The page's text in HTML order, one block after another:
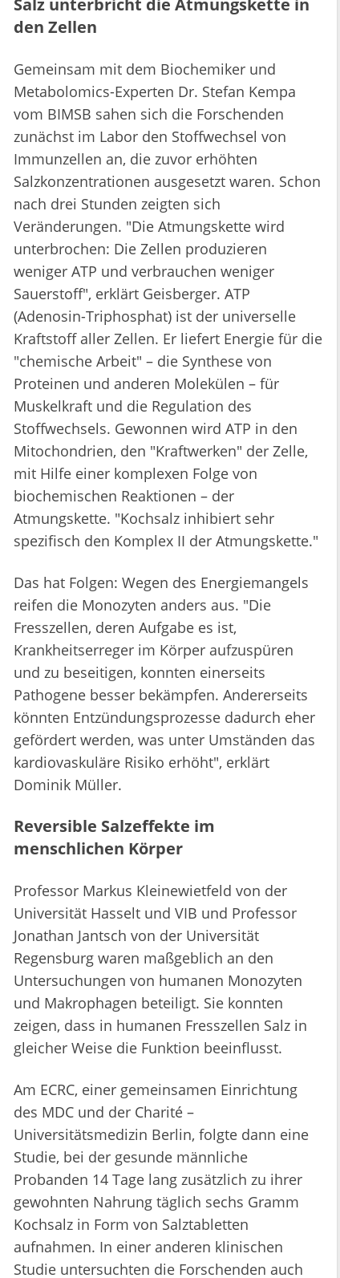
Salz unterbricht die Atmungskette in
den Zellen
Gemeinsam mit dem Biochemiker und
Metabolomics-Experten Dr. Stefan Kempa
vom BIMSB sahen sich die Forschenden
zunächst im Labor den Stoffwechsel von
Immunzellen an, die zuvor erhöhten
Salzkonzentrationen ausgesetzt waren. Schon
nach drei Stunden zeigten sich
Veränderungen. "Die Atmungskette wird
unterbrochen: Die Zellen produzieren
weniger ATP und verbrauchen weniger
Sauerstoff", erklärt Geisberger. ATP
(Adenosin-Triphosphat) ist der universelle
Kraftstoff aller Zellen. Er liefert Energie für die
"chemische Arbeit" – die Synthese von
Proteinen und anderen Molekülen – für
Muskelkraft und die Regulation des
Stoffwechsels. Gewonnen wird ATP in den
Mitochondrien, den "Kraftwerken" der Zelle,
mit Hilfe einer komplexen Folge von
biochemischen Reaktionen – der
Atmungskette. "Kochsalz inhibiert sehr
spezifisch den Komplex II der Atmungskette."
Das hat Folgen: Wegen des Energiemangels
reifen die Monozyten anders aus. "Die
Fresszellen, deren Aufgabe es ist,
Krankheitserreger im Körper aufzuspüren
und zu beseitigen, konnten einerseits
Pathogene besser bekämpfen. Andererseits
könnten Entzündungsprozesse dadurch eher
gefördert werden, was unter Umständen das
kardiovaskuläre Risiko erhöht", erklärt
Dominik Müller.
Reversible Salzeffekte im
menschlichen Körper
Professor Markus Kleinewietfeld von der
Universität Hasselt und VIB und Professor
Jonathan Jantsch von der Universität
Regensburg waren maßgeblich an den
Untersuchungen von humanen Monozyten
und Makrophagen beteiligt. Sie konnten
zeigen, dass in humanen Fresszellen Salz in
gleicher Weise die Funktion beeinflusst.
Am ECRC, einer gemeinsamen Einrichtung
des MDC und der Charité –
Universitätsmedizin Berlin, folgte dann eine
Studie, bei der gesunde männliche
Probanden 14 Tage lang zusätzlich zu ihrer
gewohnten Nahrung täglich sechs Gramm
Kochsalz in Form von Salztabletten
aufnahmen. In einer anderen klinischen
Studie untersuchten die Forschenden auch